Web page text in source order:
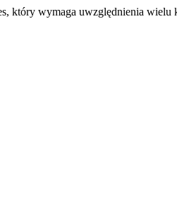
który wymaga uwzględnienia